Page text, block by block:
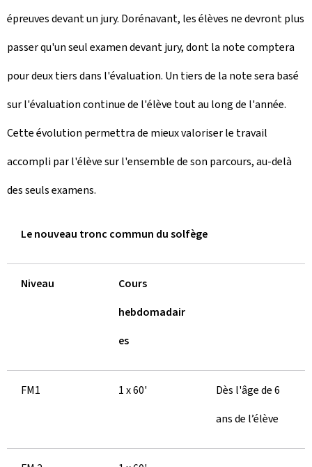
épreuves devant un jury. Dorénavant, les élèves ne devront plus
passer qu'un seul examen devant jury, dont la note comptera
pour deux tiers dans l'évaluation. Un tiers de la note sera basé
sur l'évaluation continue de l'élève tout au long de l'année.
Cette évolution permettra de mieux valoriser le travail
accompli par l'élève sur l'ensemble de son parcours, au-delà
des seuls examens.
Le nouveau tronc commun du solfège
Niveau
Cours
hebdomadair
es
FM1 1 x 60'
Dès l'âge de 6
ans de l’élève